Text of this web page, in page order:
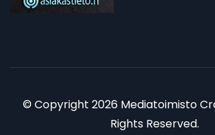
© Copyright 2026 Mediatoimisto
Rights Reserved.